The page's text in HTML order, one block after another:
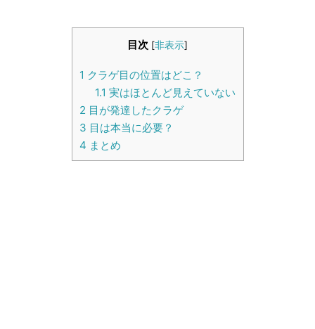
目次 [非表示]
1 クラゲ目の位置はどこ？
1.1 実はほとんど見えていない
2 目が発達したクラゲ
3 目は本当に必要？
4 まとめ